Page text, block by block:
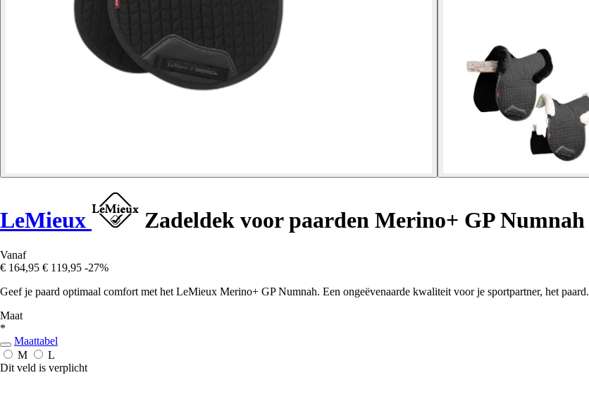
LeMieux Zadeldek voor paarden Merino+ GP Numnah
Vanaf
€ 164,95 € 119,95 -27%
Geef je paard optimaal comfort met het LeMieux Merino+ GP Numnah. Een ongeëvenaarde kwaliteit voor je sportpartner, het paard.
Maat
*
Maattabel
M
L
Dit veld is verplicht